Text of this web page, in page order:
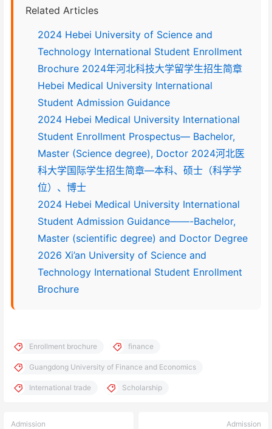
Related Articles
2024 Hebei University of Science and
Technology International Student Enrollment
Brochure 2024年河北科技大学留学生招生简章
Hebei Medical University International
Student Admission Guidance
2024 Hebei Medical University International
Student Enrollment Prospectus— Bachelor,
Master (Science degree), Doctor 2024河北医
科大学国际学生招生简章—本科、硕士（科学学
位）、博士
2024 Hebei Medical University International
Student Admission Guidance——-Bachelor,
Master (scientific degree) and Doctor Degree
2026 Xi’an University of Science and
Technology International Student Enrollment
Brochure
Enrollment brochure finance
Guangdong University of Finance and Economics
International trade Scholarship
Admission
Admission